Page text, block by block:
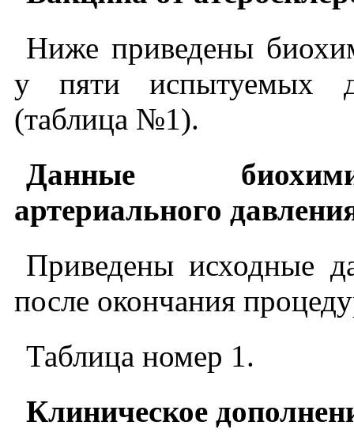
Ниже приведены
у пяти испытуемых
(таблица №1).
Данные
артериального
Приведены исходные
после окончания
Таблица номер 1.
Клиническое